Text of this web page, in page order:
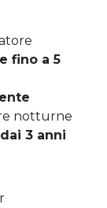
fino a 5
notturne
3 anni